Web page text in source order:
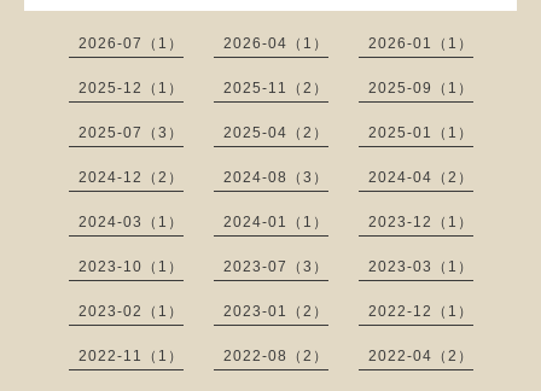
2026-07（1） 2026-04（1） 2026-01（1）
2025-12（1） 2025-11（2） 2025-09（1）
2025-07（3） 2025-04（2） 2025-01（1）
2024-12（2） 2024-08（3） 2024-04（2）
2024-03（1） 2024-01（1） 2023-12（1）
2023-10（1） 2023-07（3） 2023-03（1）
2023-02（1） 2023-01（2） 2022-12（1）
2022-11（1） 2022-08（2） 2022-04（2）